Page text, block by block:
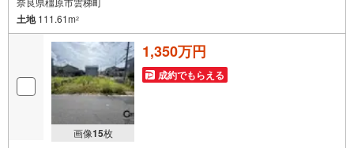
土地111.61m2
画像15枚
1,350万円
成約でもらえる